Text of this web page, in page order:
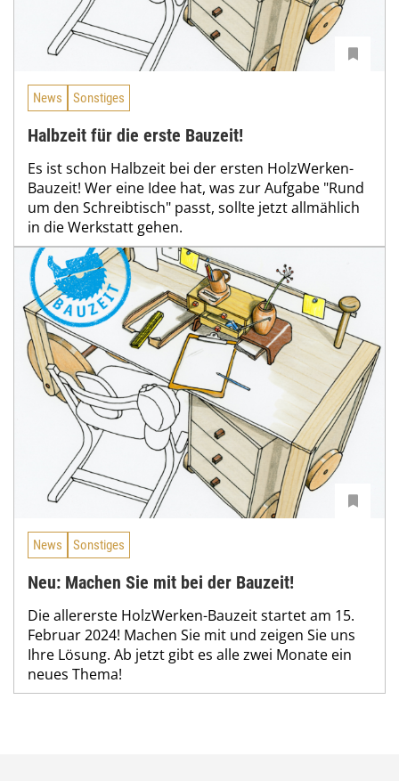
News Sonstiges
Halbzeit für die erste Bauzeit!
Es ist schon Halbzeit bei der ersten HolzWerken-
Bauzeit! Wer eine Idee hat, was zur Aufgabe "Rund
um den Schreibtisch" passt, sollte jetzt allmählich
in die Werkstatt gehen.
News Sonstiges
Neu: Machen Sie mit bei der Bauzeit!
Die allererste HolzWerken-Bauzeit startet am 15.
Februar 2024! Machen Sie mit und zeigen Sie uns
Ihre Lösung. Ab jetzt gibt es alle zwei Monate ein
neues Thema!